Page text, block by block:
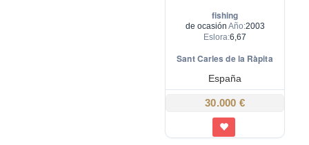
fishing
de ocasión Año:2003
Eslora:6,67
Sant Carles de la Ràpita
España
30.000 €